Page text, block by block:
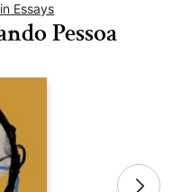
Essays
Pessoa